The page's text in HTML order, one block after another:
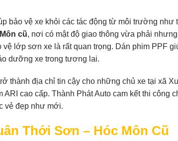
bảo vệ xe khỏi các tác động từ môi trường như
cũ, nơi có mật độ giao thông vừa phải
lớp sơn xe là rất quan trọng. Dán phim PPF
dưỡng xe trong tương lai.
thành địa chỉ tin cậy cho những chủ xe tại xã
ARI cao cấp. Thành Phát Auto cam kết thi công
vẻ đẹp như mới.
Thới Sơn – Hóc Môn Cũ